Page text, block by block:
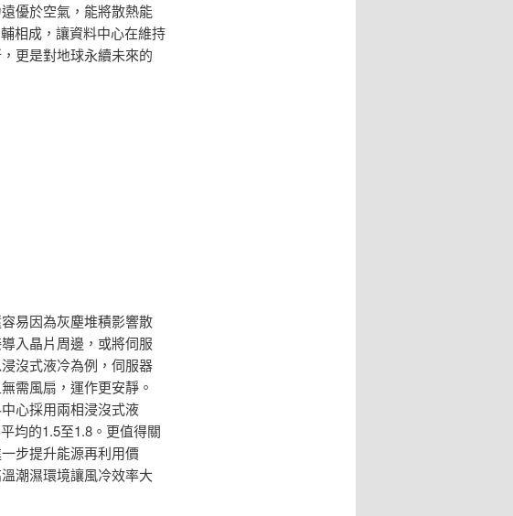
優於空氣，能將散熱能
相成，讓資料中心在維持
更是對地球永續未來的
易因為灰塵堆積影響散
入晶片周邊，或將伺服
沒式液冷為例，伺服器
需風扇，運作更安靜。
心採用兩相浸沒式液
均的1.5至1.8。更值得關
步提升能源再利用價
潮濕環境讓風冷效率大